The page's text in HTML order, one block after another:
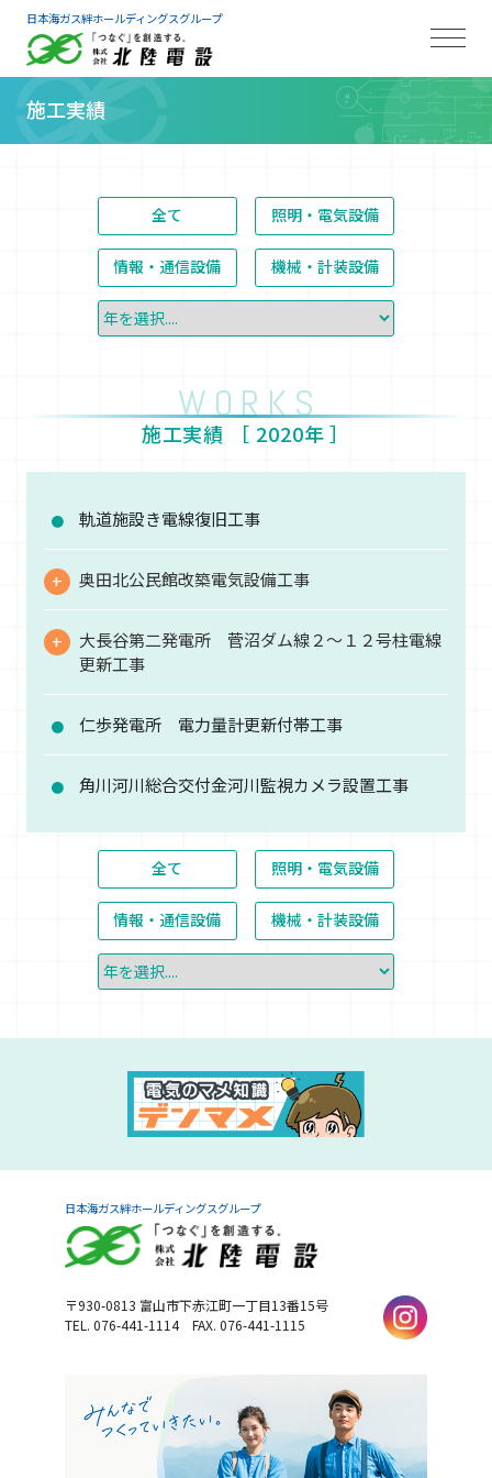
日本海ガス絆ホールディングスグループ
施工実績
WORKS
施工実績 ［ 2020年］
軌道施設き電線復旧工事
奥田北公民館改築電気設備工事
大長谷第二発電所 菅沼ダム線２～１２号柱電線
更新工事
仁歩発電所 電力量計更新付帯工事
角川河川総合交付金河川監視カメラ設置工事
全て 照明・電気設備
情報・通信設備 機械・計装設備
全て 照明・電気設備
情報・通信設備 機械・計装設備
日本海ガス絆ホールディングスグループ
〒930-0813 富山市下赤江町一丁目13番15号
TEL. 076-441-1114 FAX. 076-441-1115